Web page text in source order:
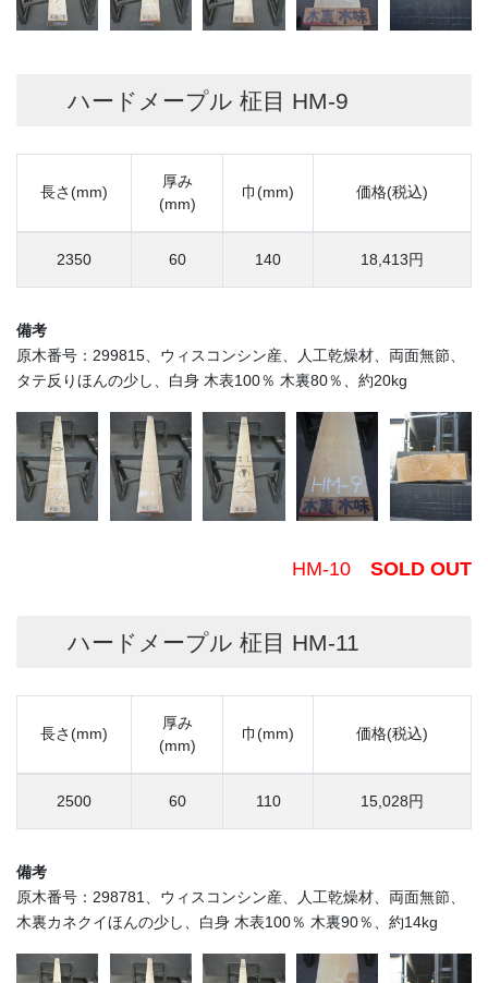
ハードメープル 柾目 HM-9
長さ(mm)
厚み
(mm)
巾(mm) 価格(税込)
2350 60 140 18,413円
備考
原木番号：299815、ウィスコンシン産、人工乾燥材、両面無節、
タテ反りほんの少し、白身 木表100％ 木裏80％、約20kg
HM-10 SOLD OUT
ハードメープル 柾目 HM-11
長さ(mm)
厚み
(mm)
巾(mm) 価格(税込)
2500 60 110 15,028円
備考
原木番号：298781、ウィスコンシン産、人工乾燥材、両面無節、
木裏カネクイほんの少し、白身 木表100％ 木裏90％、約14kg